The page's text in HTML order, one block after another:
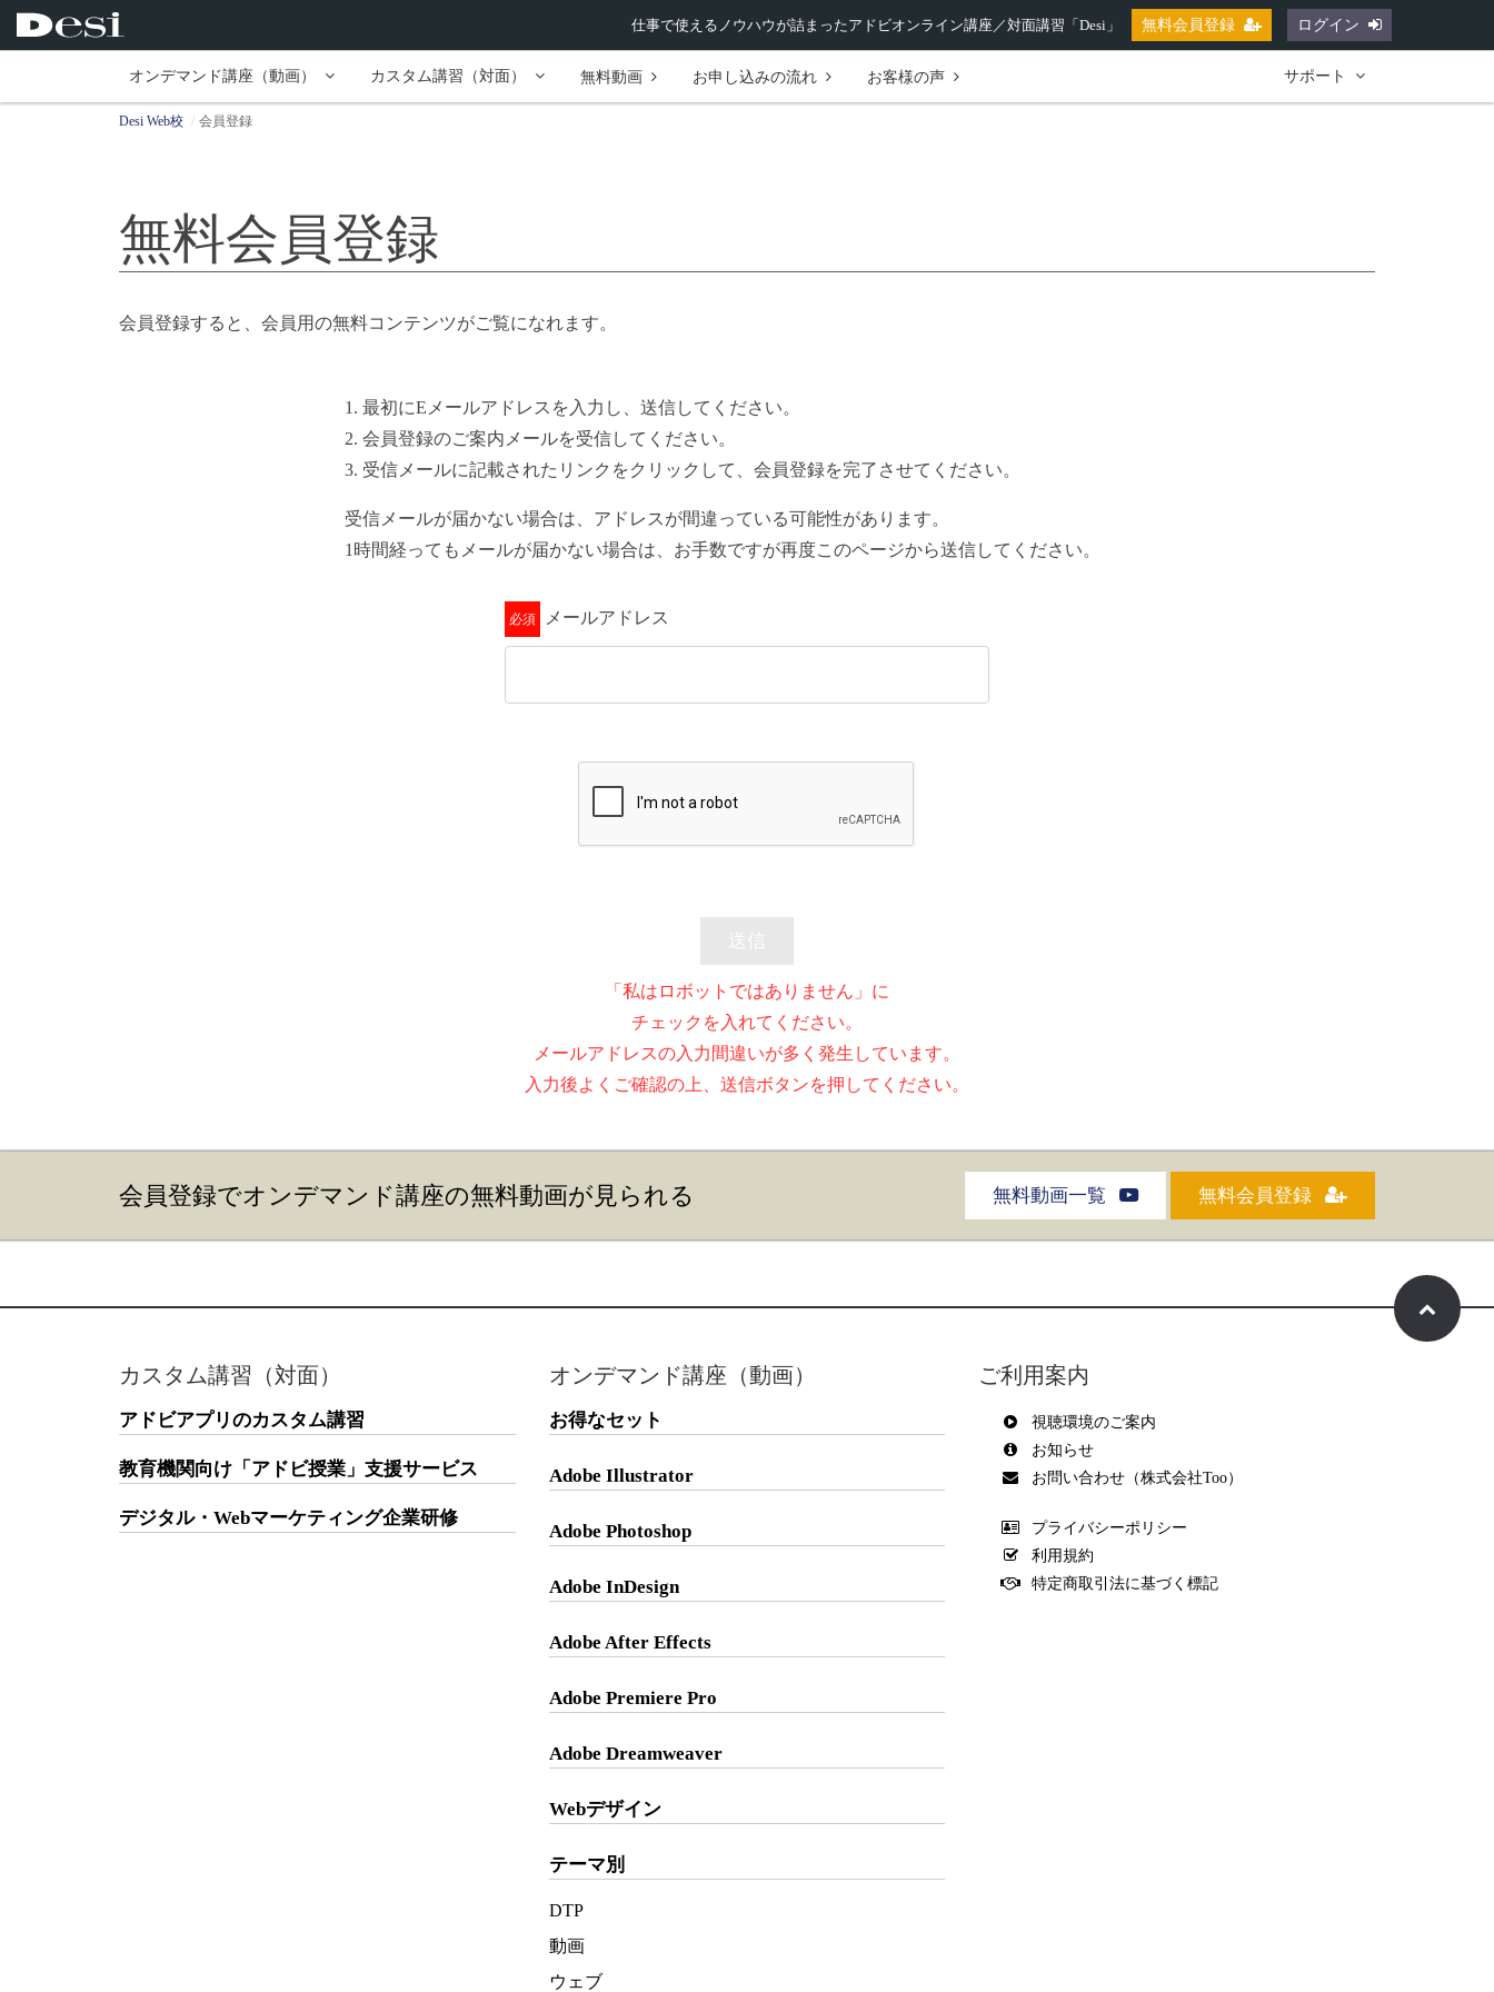
仕事で使えるノウハウが詰まったアドビオンライン講座／対面講習「Desi」 無料会員登録 ログイン
オンデマンド講座（動画） カスタム講習（対面） 無料動画 お申し込みの流れ お客様の声 サポート
Desi Web校 会員登録
無料会員登録
会員登録すると、会員用の無料コンテンツがご覧になれます。
1. 最初にEメールアドレスを入力し、送信してください。
2. 会員登録のご案内メールを受信してください。
3. 受信メールに記載されたリンクをクリックして、会員登録を完了させてください。
受信メールが届かない場合は、アドレスが間違っている可能性があります。
1時間経ってもメールが届かない場合は、お手数ですが再度このページから送信してください。
メールアドレス
「私はロボットではありません」に
チェックを入れてください。
メールアドレスの入力間違いが多く発生しています。
入力後よくご確認の上、送信ボタンを押してください。
会員登録でオンデマンド講座の無料動画が見られる 無料動画一覧 無料会員登録
カスタム講習（対面）
アドビアプリのカスタム講習
教育機関向け「アドビ授業」支援サービス
デジタル・Webマーケティング企業研修
オンデマンド講座（動画）
お得なセット
Adobe Illustrator
Adobe Photoshop
Adobe InDesign
Adobe After Effects
Adobe Premiere Pro
Adobe Dreamweaver
Webデザイン
テーマ別
DTP
動画
ウェブ
ご利用案内
視聴環境のご案内
お知らせ
お問い合わせ（株式会社Too）
プライバシーポリシー
利用規約
特定商取引法に基づく標記